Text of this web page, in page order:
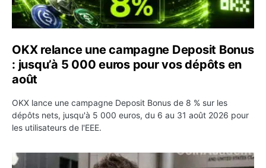
OKX relance une campagne Deposit Bonus
: jusqu’à 5 000 euros pour vos dépôts en
août
OKX lance une campagne Deposit Bonus de 8 % sur les
dépôts nets, jusqu'à 5 000 euros, du 6 au 31 août 2026 pour
les utilisateurs de l'EEE.
OpenAI demande le rejet de la plainte d’Apple et